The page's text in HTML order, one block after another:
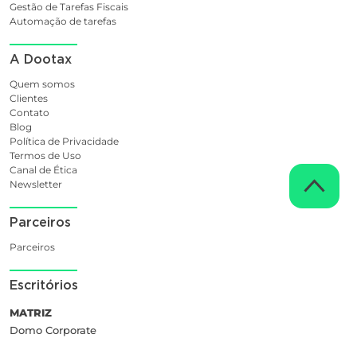
Gestão de Tarefas Fiscais
Automação de tarefas
A Dootax
Quem somos
Clientes
Contato
Blog
Política de Privacidade
Termos de Uso
Canal de Ética
Newsletter
Parceiros
Parceiros
Escritórios
MATRIZ
Domo Corporate